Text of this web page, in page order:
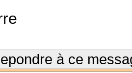
à ce